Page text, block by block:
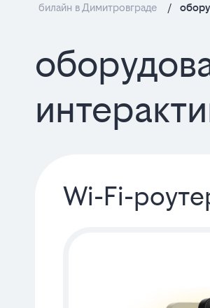
билайн в Димитровграде /
Wi-Fi-